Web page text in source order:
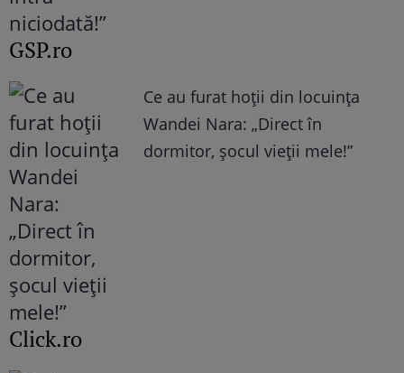
GSP.ro
Ce au furat hoții din locuința
Wandei Nara: „Direct în
dormitor, șocul vieții mele!”
Click.ro